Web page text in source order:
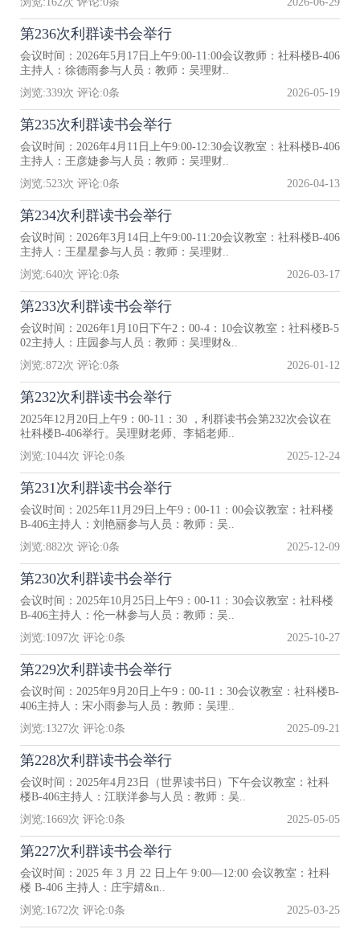
第236次利群读书会举行
会议时间：2026年5月17日上午9:00-11:00会议教师：社科楼B-406
主持人：徐德雨参与人员：教师：吴理财..
浏览:339次 评论:0条 2026-05-19
第235次利群读书会举行
会议时间：2026年4月11日上午9:00-12:30会议教室：社科楼B-406
主持人：王彦婕参与人员：教师：吴理财..
浏览:523次 评论:0条 2026-04-13
第234次利群读书会举行
会议时间：2026年3月14日上午9:00-11:20会议教室：社科楼B-406
主持人：王星星参与人员：教师：吴理财..
浏览:640次 评论:0条 2026-03-17
第233次利群读书会举行
会议时间：2026年1月10日下午2：00-4：10会议教室：社科楼B-5
02主持人：庄园参与人员：教师：吴理财&..
浏览:872次 评论:0条 2026-01-12
第232次利群读书会举行
2025年12月20日上午9：00-11：30 ，利群读书会第232次会议在
社科楼B-406举行。吴理财老师、李韬老师..
浏览:1044次 评论:0条 2025-12-24
第231次利群读书会举行
会议时间：2025年11月29日上午9：00-11：00会议教室：社科楼
B-406主持人：刘艳丽参与人员：教师：吴..
浏览:882次 评论:0条 2025-12-09
第230次利群读书会举行
会议时间：2025年10月25日上午9：00-11：30会议教室：社科楼
B-406主持人：伦一林参与人员：教师：吴..
浏览:1097次 评论:0条 2025-10-27
第229次利群读书会举行
会议时间：2025年9月20日上午9：00-11：30会议教室：社科楼B-
406主持人：宋小雨参与人员：教师：吴理..
浏览:1327次 评论:0条 2025-09-21
第228次利群读书会举行
会议时间：2025年4月23日（世界读书日）下午会议教室：社科
楼B-406主持人：江联洋参与人员：教师：吴..
浏览:1669次 评论:0条 2025-05-05
第227次利群读书会举行
会议时间：2025 年 3 月 22 日上午 9:00—12:00 会议教室：社科
楼 B-406 主持人：庄宇婧&n..
浏览:1672次 评论:0条 2025-03-25